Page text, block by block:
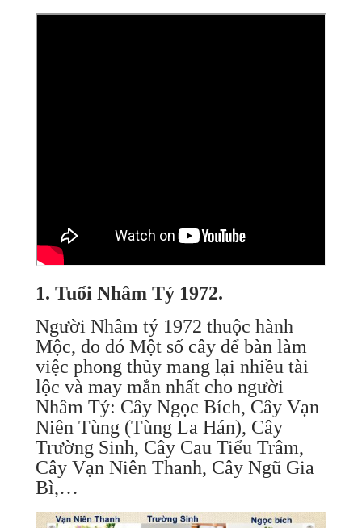
1. Tuổi Nhâm Tý 1972.
Người Nhâm tý 1972 thuộc hành
Mộc, do đó Một số cây để bàn làm
việc phong thủy mang lại nhiều tài
lộc và may mắn nhất cho người
Nhâm Tý: Cây Ngọc Bích, Cây Vạn
Niên Tùng (Tùng La Hán), Cây
Trường Sinh, Cây Cau Tiểu Trâm,
Cây Vạn Niên Thanh, Cây Ngũ Gia
Bì,…